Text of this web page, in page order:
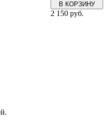
В КОРЗИНУ
2 150 руб.